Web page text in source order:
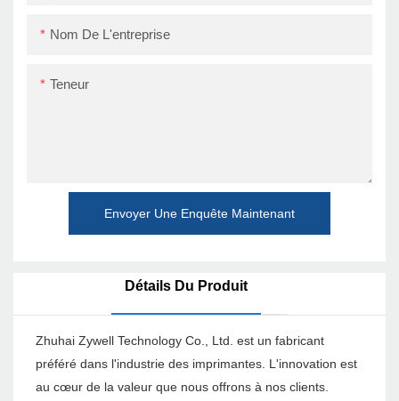
Nom De L'entreprise
Teneur
Envoyer Une Enquête Maintenant
Détails Du Produit
Zhuhai Zywell Technology Co., Ltd. est un fabricant
préféré dans l'industrie des imprimantes. L'innovation est
au cœur de la valeur que nous offrons à nos clients.